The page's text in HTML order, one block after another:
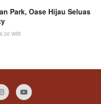
Park, Oase Hijau Seluas
WIB